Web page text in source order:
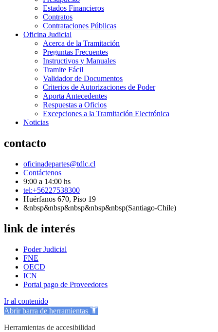
Estados Financieros
Contratos
Contrataciones Públicas
Oficina Judicial
Acerca de la Tramitación
Preguntas Frecuentes
Instructivos y Manuales
Tramite Fácil
Validador de Documentos
Criterios de Autorizaciones de Poder
Aporta Antecedentes
Respuestas a Oficios
Excepciones a la Tramitación Electrónica
Noticias
contacto
oficinadepartes@tdlc.cl
Contáctenos
9:00 a 14:00 hs
tel:+56227538300
Huérfanos 670, Piso 19
&nbsp&nbsp&nbsp&nbsp&nbsp(Santiago-Chile)
link de interés
Poder Judicial
FNE
OECD
ICN
Portal pago de Proveedores
Ir al contenido
Abrir barra de herramientas
Herramientas de accesibilidad